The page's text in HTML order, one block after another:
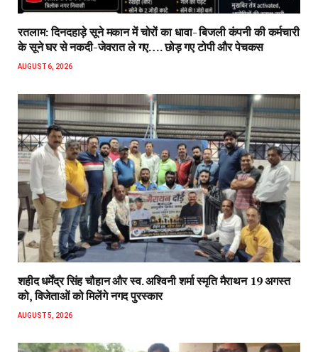
रतलाम: दिनदहाड़े सूने मकान में चोरों का धावा- बिजली कंपनी की कर्मचारी
के सूने घर से नकदी-जेवरात ले गए…. छोड़ गए टोपी और पेचकस
AUGUST 6, 2026
शहीद धर्मेंद्र सिंह चौहान और स्व. अश्विनी शर्मा स्मृति मैराथन 19 अगस्त
को, विजेताओं को मिलेंगे नगद पुरस्कार
AUGUST 5, 2026